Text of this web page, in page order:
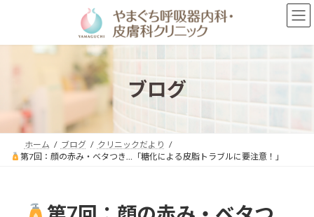
ン
プ
ー
動
ブログ
ホーム ブログ
クリニックだより
第7回：顔の赤み・ベタつき…「糖化による皮脂トラブルに要注意！」